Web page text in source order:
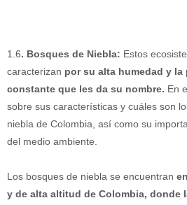
1.6. Bosques de Niebla: Estos
caracterizan por su alta humedad y
constante que les da su nombre. En
sobre sus características y cuáles son
niebla de Colombia, así como su
del medio ambiente.
Los bosques de niebla se encuentran
y de alta altitud de Colombia, donde